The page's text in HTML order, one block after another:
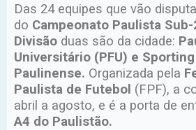
Das 24 equipes que vão
do Campeonato Paulista
Divisão duas são da cidade:
Universitário (PFU) e
Paulinense. Organizada pela
Paulista de Futebol (FPF), a
abril a agosto, e é a porta de
A4 do Paulistão.